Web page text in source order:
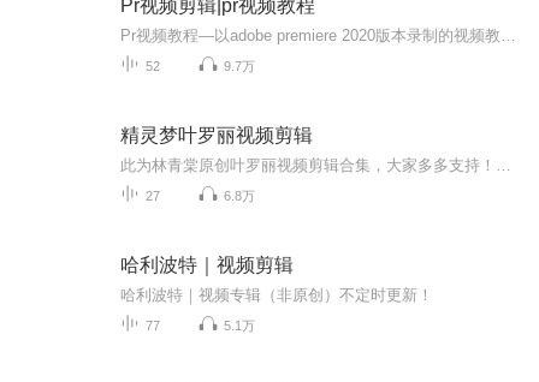
Pr视频剪辑|pr视频教程
52 9.7万
精灵梦叶罗丽视频剪辑
27 6.8万
哈利波特｜视频剪辑
哈利波特｜视频专辑（非原创）不定时更新！
77 5.1万